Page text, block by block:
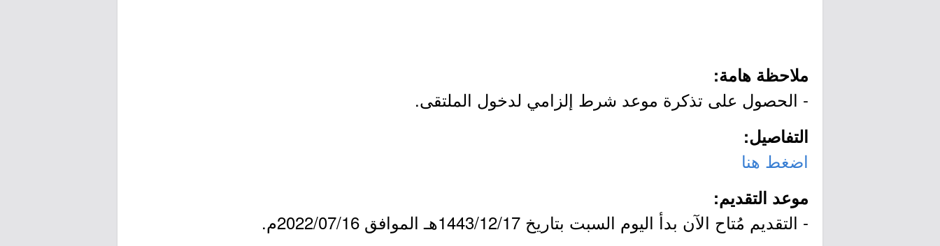
ملاحظة هامة:
- الحصول على تذكرة موعد شرط إلزامي لدخول الملتقى.
التفاصيل:
اضغط هنا
موعد التقديم:
- التقديم مُتاح الآن بدأ اليوم السبت بتاريخ 1443/12/17هـ الموافق 2022/07/16م.